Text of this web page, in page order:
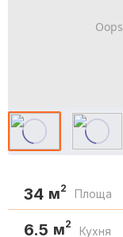
34 м2 Площа
6.5 м2
Кухня